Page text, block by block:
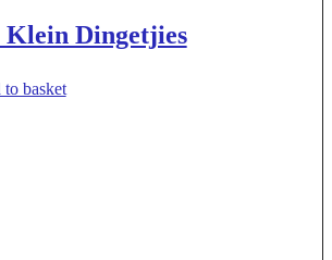
Klein Dingetjies
to basket